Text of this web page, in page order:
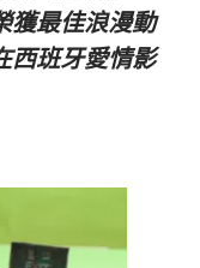
獲最佳浪漫動
西班牙愛情影